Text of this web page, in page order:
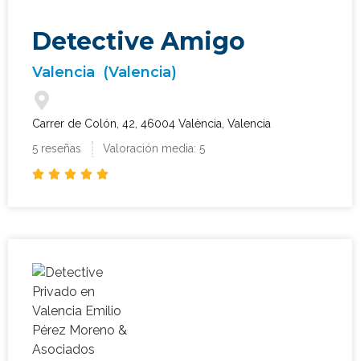
Detective Amigo
Valencia (Valencia)
Carrer de Colón, 42, 46004 València, Valencia
5 reseñas
Valoración media: 5
    